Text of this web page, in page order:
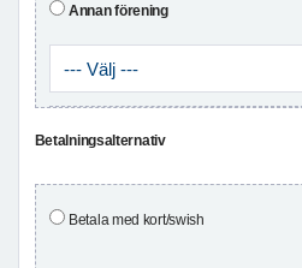
Annan förening
Betalningsalternativ
Betala med kort/swish